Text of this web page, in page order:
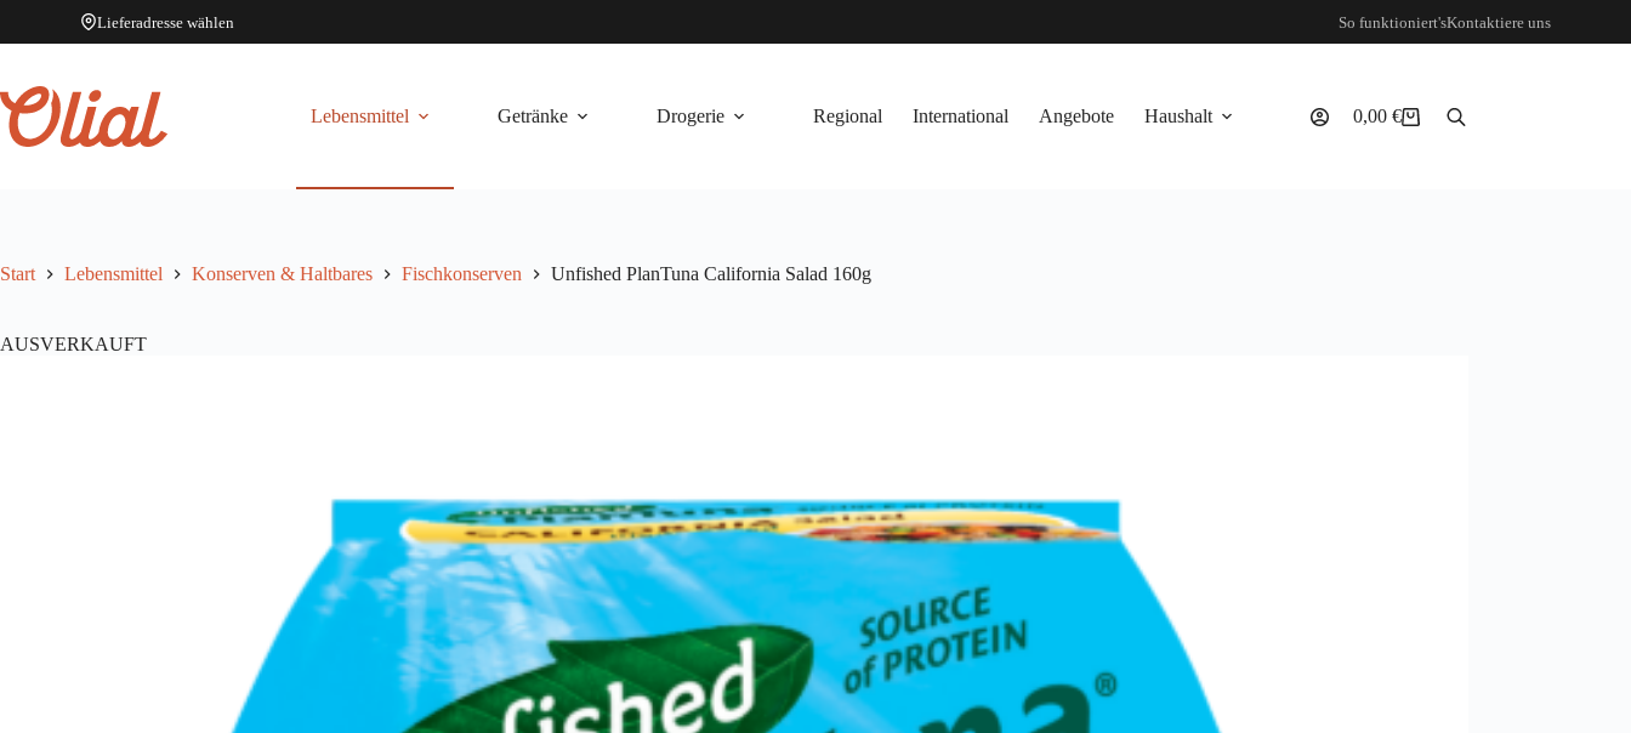
Lieferadresse wählen So funktioniert'sKontaktiere uns
springen
Lebensmittel
Getränke Drogerie Regional International Angebote Haushalt Warenkorb
0,00 €
Start Lebensmittel Konserven & Haltbares Fischkonserven Unfished PlanTuna California Salad 160g
AUSVERKAUFT